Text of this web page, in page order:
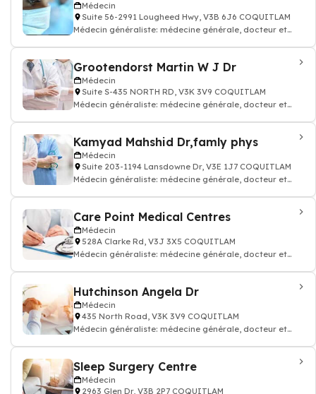
Médecin
Suite 56-2991 Lougheed Hwy, V3B 6J6 COQUITLAM
Médecin généraliste: médecine générale, docteur et
Grootendorst Martin W J Dr
Médecin
Suite S-435 NORTH RD, V3K 3V9 COQUITLAM
Médecin généraliste: médecine générale, docteur et
Kamyad Mahshid Dr,famly phys
Médecin
Suite 203-1194 Lansdowne Dr, V3E 1J7 COQUITLAM
Médecin généraliste: médecine générale, docteur et
Care Point Medical Centres
Médecin
528A Clarke Rd, V3J 3X5 COQUITLAM
Médecin généraliste: médecine générale, docteur et
Hutchinson Angela Dr
Médecin
435 North Road, V3K 3V9 COQUITLAM
Médecin généraliste: médecine générale, docteur et
Sleep Surgery Centre
Médecin
2963 Glen Dr, V3B 2P7 COQUITLAM